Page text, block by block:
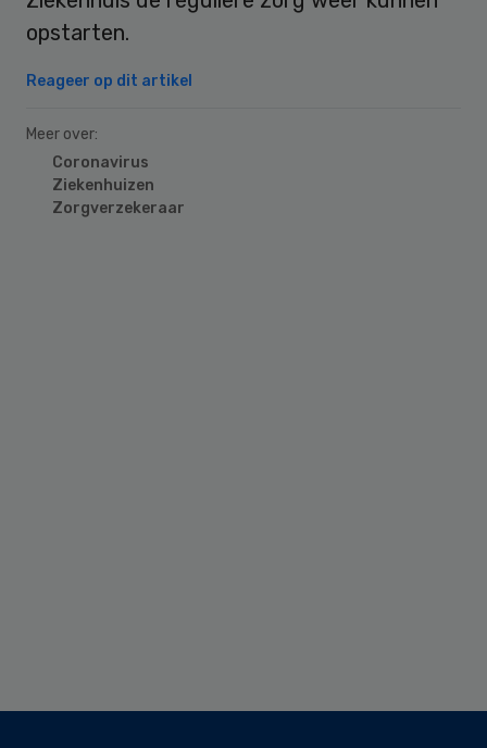
opstarten.
Reageer op dit artikel
Meer over:
Coronavirus
Ziekenhuizen
Zorgverzekeraar